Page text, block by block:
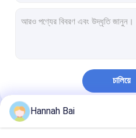
চালিয়ে
আমাদের বিভাগসমূহ
Hannah Bai